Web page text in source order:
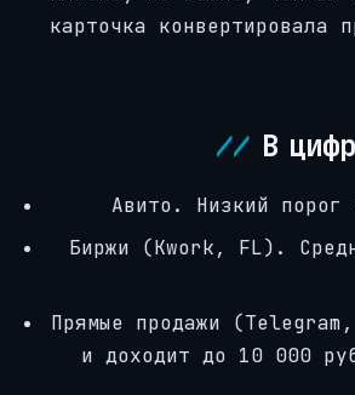
карточка конвертировала
В
Авито. Низкий
Биржи (Kwork, FL).
Прямые продажи
и доходит до 10 000